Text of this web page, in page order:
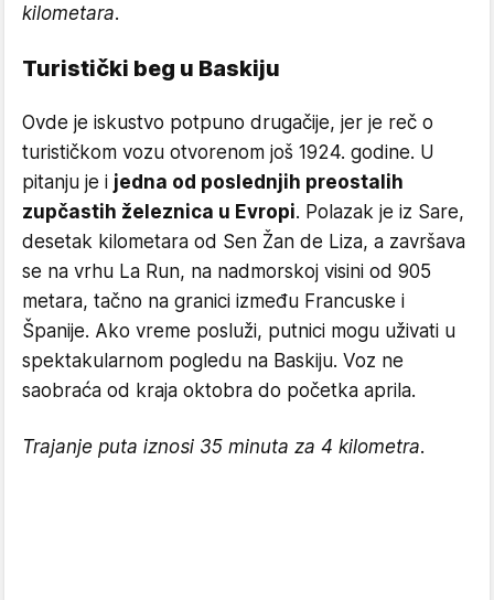
kilometara.
Turistički beg u Baskiju
Ovde je iskustvo potpuno drugačije, jer je reč o
turističkom vozu otvorenom još 1924. godine. U
pitanju je i jedna od poslednjih preostalih
zupčastih železnica u Evropi. Polazak je iz Sare,
desetak kilometara od Sen Žan de Liza, a završava
se na vrhu La Run, na nadmorskoj visini od 905
metara, tačno na granici između Francuske i
Španije. Ako vreme posluži, putnici mogu uživati u
spektakularnom pogledu na Baskiju. Voz ne
saobraća od kraja oktobra do početka aprila.
Trajanje puta iznosi 35 minuta za 4 kilometra.